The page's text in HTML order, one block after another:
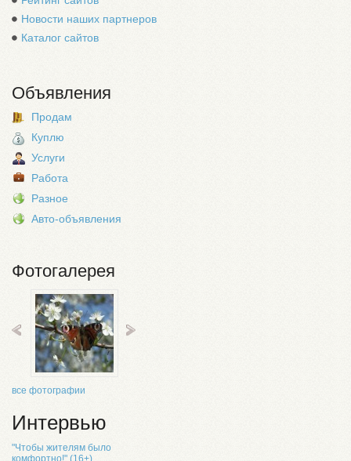
Новости наших партнеров
Каталог сайтов
Объявления
Продам
Куплю
Услуги
Работа
Разное
Авто-объявления
Фотогалерея
все фотографии
Интервью
"Чтобы жителям было
комфортно!" (16+)